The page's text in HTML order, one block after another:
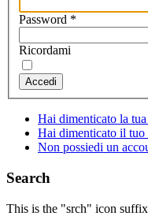
Password *
Ricordami
Accedi
Hai dimenticato la
Hai dimenticato il tuo
Non possiedi un
Search
This is the "srch" icon suffix